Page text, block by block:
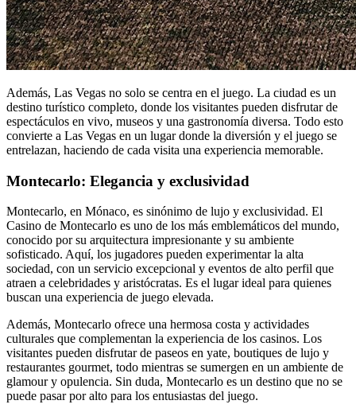
Además, Las Vegas no solo se centra en el juego. La ciudad es un
destino turístico completo, donde los visitantes pueden disfrutar de
espectáculos en vivo, museos y una gastronomía diversa. Todo esto
convierte a Las Vegas en un lugar donde la diversión y el juego se
entrelazan, haciendo de cada visita una experiencia memorable.
Montecarlo: Elegancia y exclusividad
Montecarlo, en Mónaco, es sinónimo de lujo y exclusividad. El
Casino de Montecarlo es uno de los más emblemáticos del mundo,
conocido por su arquitectura impresionante y su ambiente
sofisticado. Aquí, los jugadores pueden experimentar la alta
sociedad, con un servicio excepcional y eventos de alto perfil que
atraen a celebridades y aristócratas. Es el lugar ideal para quienes
buscan una experiencia de juego elevada.
Además, Montecarlo ofrece una hermosa costa y actividades
culturales que complementan la experiencia de los casinos. Los
visitantes pueden disfrutar de paseos en yate, boutiques de lujo y
restaurantes gourmet, todo mientras se sumergen en un ambiente de
glamour y opulencia. Sin duda, Montecarlo es un destino que no se
puede pasar por alto para los entusiastas del juego.